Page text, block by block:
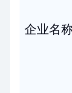
企业名